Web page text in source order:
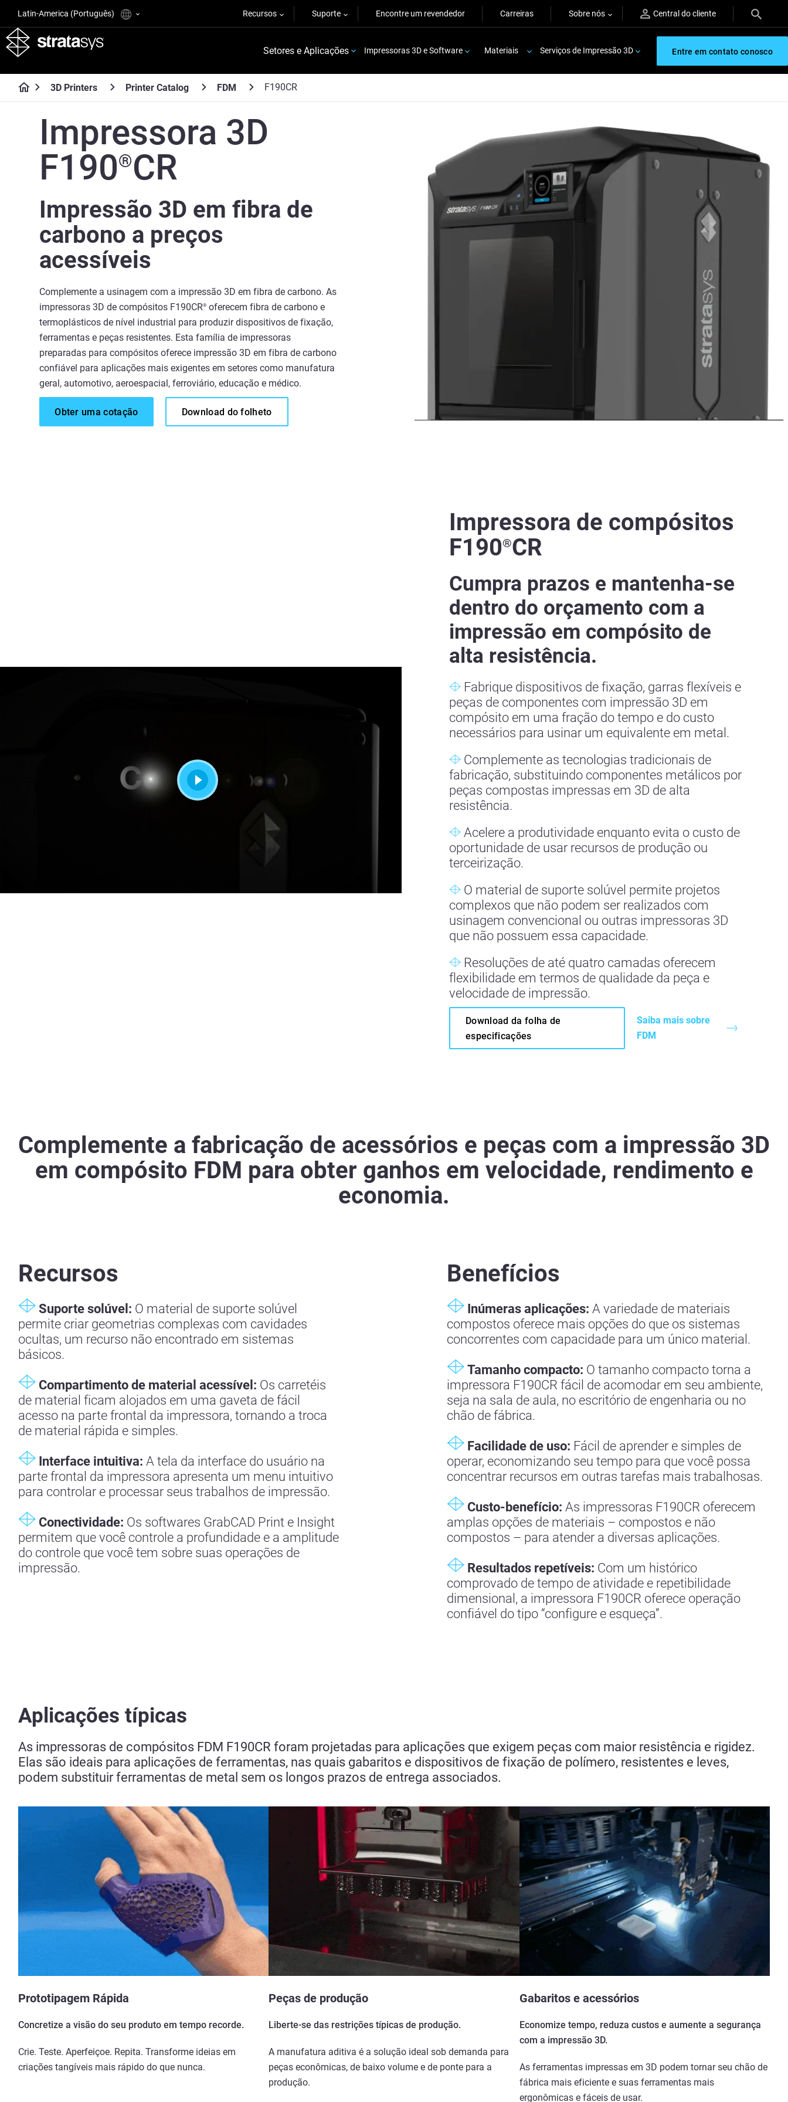
Latin-America (Português) Recursos Suporte Encontre um revendedor Carreiras Sobre nós Central do cliente
Setores e Aplicações Impressoras 3D e Software Materiais Serviços de Impressão 3D Entre em contato conosco
3D Printers Printer Catalog FDM F190CR
Impressora 3D
F190®CR
Impressão 3D em fibra de
carbono a preços
acessíveis
Complemente a usinagem com a impressão 3D em fibra de carbono. As
impressoras 3D de compósitos F190CR® oferecem fibra de carbono e
termoplásticos de nível industrial para produzir dispositivos de fixação,
ferramentas e peças resistentes. Esta família de impressoras
preparadas para compósitos oferece impressão 3D em fibra de carbono
confiável para aplicações mais exigentes em setores como manufatura
geral, automotivo, aeroespacial, ferroviário, educação e médico.
Obter uma cotação Download do folheto
Impressora de compósitos
F190®CR
Cumpra prazos e mantenha-se
dentro do orçamento com a
impressão em compósito de
alta resistência.
Fabrique dispositivos de fixação, garras flexíveis e
peças de componentes com impressão 3D em
compósito em uma fração do tempo e do custo
necessários para usinar um equivalente em metal.
Complemente as tecnologias tradicionais de
fabricação, substituindo componentes metálicos por
peças compostas impressas em 3D de alta
resistência.
Acelere a produtividade enquanto evita o custo de
oportunidade de usar recursos de produção ou
terceirização.
O material de suporte solúvel permite projetos
complexos que não podem ser realizados com
usinagem convencional ou outras impressoras 3D
que não possuem essa capacidade.
Resoluções de até quatro camadas oferecem
flexibilidade em termos de qualidade da peça e
velocidade de impressão.
Download da folha de
especificações
Saiba mais sobre
FDM
Complemente a fabricação de acessórios e peças com a impressão 3D
em compósito FDM para obter ganhos em velocidade, rendimento e
economia.
Recursos
Suporte solúvel: O material de suporte solúvel
permite criar geometrias complexas com cavidades
ocultas, um recurso não encontrado em sistemas
básicos.
Compartimento de material acessível: Os carretéis
de material ficam alojados em uma gaveta de fácil
acesso na parte frontal da impressora, tornando a troca
de material rápida e simples.
Interface intuitiva: A tela da interface do usuário na
parte frontal da impressora apresenta um menu intuitivo
para controlar e processar seus trabalhos de impressão.
Conectividade: Os softwares GrabCAD Print e Insight
permitem que você controle a profundidade e a amplitude
do controle que você tem sobre suas operações de
impressão.
Benefícios
Inúmeras aplicações: A variedade de materiais
compostos oferece mais opções do que os sistemas
concorrentes com capacidade para um único material.
Tamanho compacto: O tamanho compacto torna a
impressora F190CR fácil de acomodar em seu ambiente,
seja na sala de aula, no escritório de engenharia ou no
chão de fábrica.
Facilidade de uso: Fácil de aprender e simples de
operar, economizando seu tempo para que você possa
concentrar recursos em outras tarefas mais trabalhosas.
Custo-benefício: As impressoras F190CR oferecem
amplas opções de materiais – compostos e não
compostos – para atender a diversas aplicações.
Resultados repetíveis: Com um histórico
comprovado de tempo de atividade e repetibilidade
dimensional, a impressora F190CR oferece operação
confiável do tipo “configure e esqueça”.
Aplicações típicas
As impressoras de compósitos FDM F190CR foram projetadas para aplicações que exigem peças com maior resistência e rigidez.
Elas são ideais para aplicações de ferramentas, nas quais gabaritos e dispositivos de fixação de polímero, resistentes e leves,
podem substituir ferramentas de metal sem os longos prazos de entrega associados.
Prototipagem Rápida
Concretize a visão do seu produto em tempo recorde.
Crie. Teste. Aperfeiçoe. Repita. Transforme ideias em
criações tangíveis mais rápido do que nunca.
Peças de produção
Liberte-se das restrições típicas de produção.
A manufatura aditiva é a solução ideal sob demanda para
peças econômicas, de baixo volume e de ponte para a
produção.
Gabaritos e acessórios
Economize tempo, reduza custos e aumente a segurança
com a impressão 3D.
As ferramentas impressas em 3D podem tornar seu chão de
fábrica mais eficiente e suas ferramentas mais
ergonômicas e fáceis de usar.